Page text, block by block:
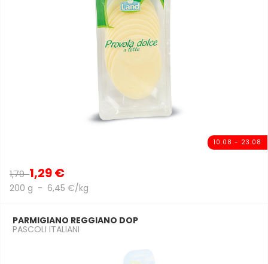
10.08 - 23.08
1,791,29 €
200 g - 6,45 €/kg
PARMIGIANO REGGIANO DOP
PASCOLI ITALIANI